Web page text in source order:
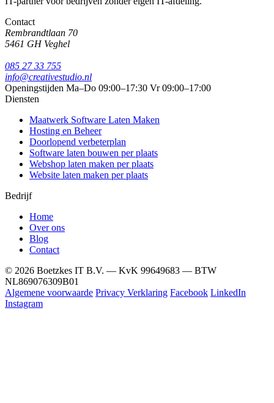
Contact
Rembrandtlaan 70
5461 GH Veghel
085 27 33 755
info@creativestudio.nl
Openingstijden Ma–Do 09:00–17:30 Vr 09:00–17:00
Diensten
Maatwerk Software Laten Maken
Hosting en Beheer
Doorlopend verbeterplan
Software laten bouwen per plaats
Webshop laten maken per plaats
Website laten maken per plaats
Bedrijf
Home
Over ons
Blog
Contact
© 2026 Boetzkes IT B.V. — KvK 99649683 — BTW
NL869076309B01
Algemene voorwaarde Privacy Verklaring Facebook LinkedIn
Instagram